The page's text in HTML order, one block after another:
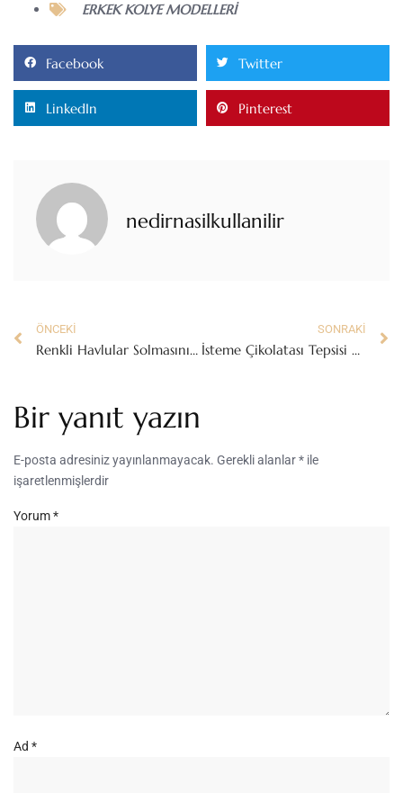
ERKEK KOLYE MODELLERI
Facebook Twitter
LinkedIn Pinterest
nedirnasilkullanilir
ÖNCEKI
Renkli Havlular Solmasını Nasıl Engellersiniz?
SONRAKI
İsteme Çikolatası Tepsisi Nasıl Olmalı?
Bir yanıt yazın
E-posta adresiniz yayınlanmayacak. Gerekli alanlar* ile
işaretlenmişlerdir
Yorum*
Ad *